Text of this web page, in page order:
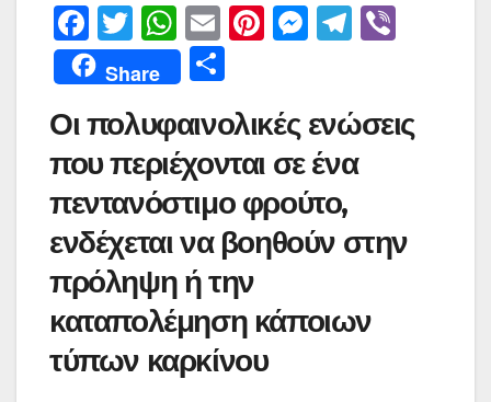
F
a
c
e
b
o
o
k
T
w
itt
er
W
h
at
s
A
p
p
E
m
ai
l
Pi
e
st
M
s
e
n
g
T
gr
a
Share
ρ
α
σ
τε
ίτ
ε
Οι πολυφαινολικές ενώσεις
που περιέχονται σε ένα
πεντανόστιμο φρούτο,
ενδέχεται να βοηθούν στην
πρόληψη ή την
καταπολέμηση κάποιων
τύπων καρκίνου